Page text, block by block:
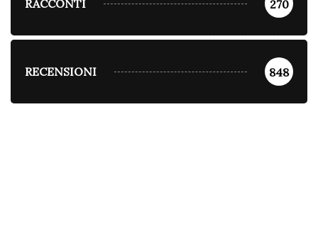
RACCONTI 270
RECENSIONI 848